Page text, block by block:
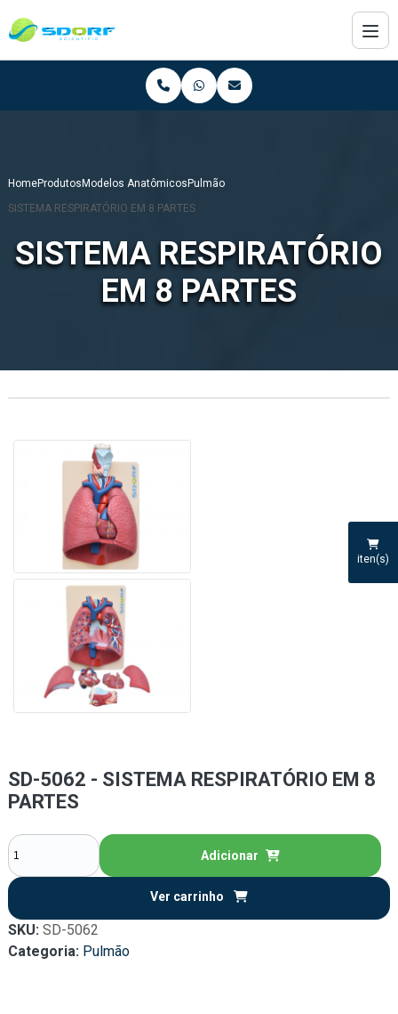
iten(s)
HomeProdutos Modelos Anatômicos Pulmão
SISTEMA RESPIRATÓRIO EM 8 PARTES
SISTEMA RESPIRATÓRIO
EM 8 PARTES
SD-5062 - SISTEMA RESPIRATÓRIO EM 8
PARTES
Adicionar
Ver carrinho
SKU: SD-5062
Categoria: Pulmão